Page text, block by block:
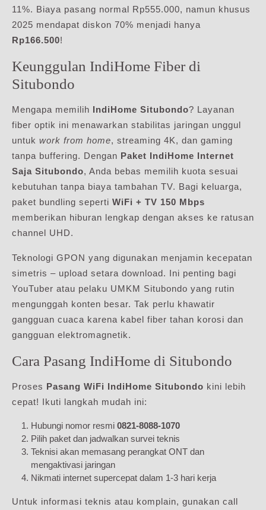
11%. Biaya pasang normal Rp555.000, namun khusus
2025 mendapat diskon 70% menjadi hanya
Rp166.500!
Keunggulan IndiHome Fiber di
Situbondo
Mengapa memilih IndiHome Situbondo? Layanan
fiber optik ini menawarkan stabilitas jaringan unggul
untuk work from home, streaming 4K, dan gaming
tanpa buffering. Dengan Paket IndiHome Internet
Saja Situbondo, Anda bebas memilih kuota sesuai
kebutuhan tanpa biaya tambahan TV. Bagi keluarga,
paket bundling seperti WiFi + TV 150 Mbps
memberikan hiburan lengkap dengan akses ke ratusan
channel UHD.
Teknologi GPON yang digunakan menjamin kecepatan
simetris – upload setara download. Ini penting bagi
YouTuber atau pelaku UMKM Situbondo yang rutin
mengunggah konten besar. Tak perlu khawatir
gangguan cuaca karena kabel fiber tahan korosi dan
gangguan elektromagnetik.
Cara Pasang IndiHome di Situbondo
Proses Pasang WiFi IndiHome Situbondo kini lebih
cepat! Ikuti langkah mudah ini:
Hubungi nomor resmi 0821-8088-1070
Pilih paket dan jadwalkan survei teknis
Teknisi akan memasang perangkat ONT dan
mengaktivasi jaringan
Nikmati internet supercepat dalam 1-3 hari kerja
Untuk informasi teknis atau komplain, gunakan call